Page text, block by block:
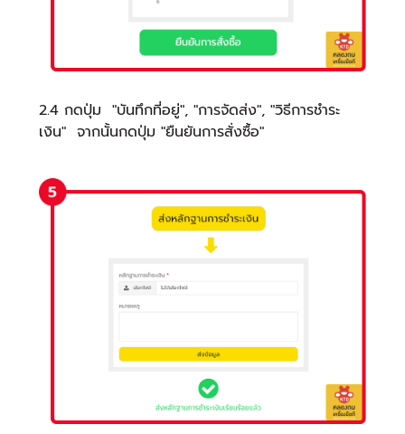
2.4 กดปุ่ม "บันทึกที่อยู่", "การจัดส่ง", "วิธีการชำระ
เงิน" จากนั้นกดปุ่ม "ยืนยันการสั่งซื้อ"